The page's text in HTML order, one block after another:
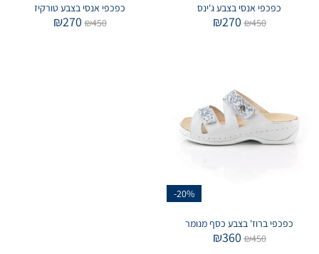
כפכפי אנסי בצבע ג'ינס
₪450
₪270
כפכפי אנסי בצבע טורקיז
₪450
₪270
-20%
כפכפי ברוז' בצבע כסף מנומר
₪450
₪360